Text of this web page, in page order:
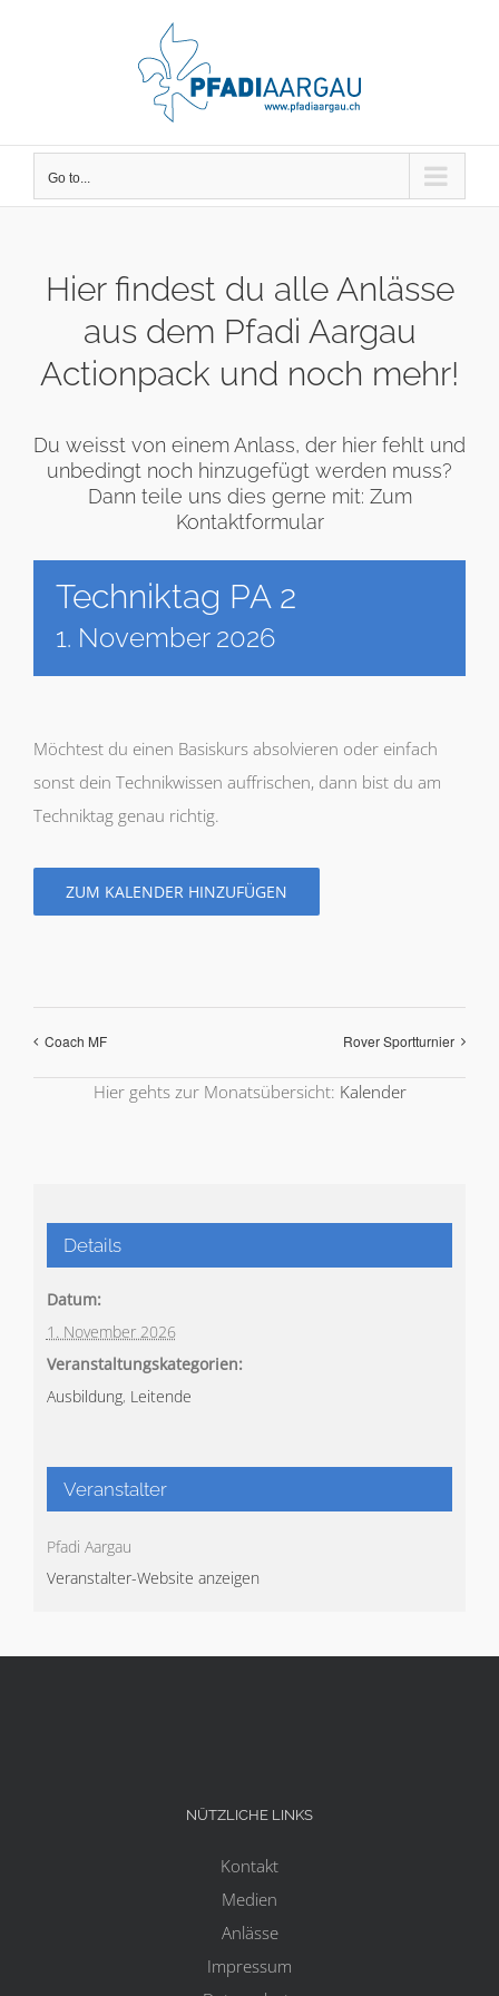
Go to...
Hier findest du alle Anlässe
aus dem Pfadi Aargau
Actionpack und noch mehr!
Du weisst von einem Anlass, der hier fehlt und
unbedingt noch hinzugefügt werden muss?
Dann teile uns dies gerne mit: Zum
Kontaktformular
Techniktag PA 2
1. November 2026
Möchtest du einen Basiskurs absolvieren oder einfach
sonst dein Technikwissen auffrischen, dann bist du am
Techniktag genau richtig.
ZUM KALENDER HINZUFÜGEN
Coach MF Rover Sportturnier
Hier gehts zur Monatsübersicht: Kalender
Details
Datum:
1. November 2026
Veranstaltungskategorien:
Ausbildung, Leitende
Veranstalter
Pfadi Aargau
Veranstalter-Website anzeigen
NÜTZLICHE LINKS
Kontakt
Medien
Anlässe
Impressum